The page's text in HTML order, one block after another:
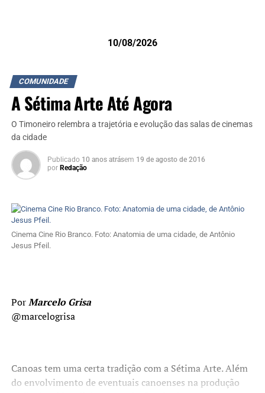
10/08/2026
COMUNIDADE
A Sétima Arte Até Agora
O Timoneiro relembra a trajetória e evolução das salas de cinemas
da cidade
Publicado 10 anos atrásem 19 de agosto de 2016
por Redação
Cinema Cine Rio Branco. Foto: Anatomia de uma cidade, de Antônio
Jesus Pfeil.
PorMarcelo Grisa
@marcelogrisa
Canoas tem uma certa tradição com a Sétima Arte. Além
do envolvimento de eventuais canoenses na produção